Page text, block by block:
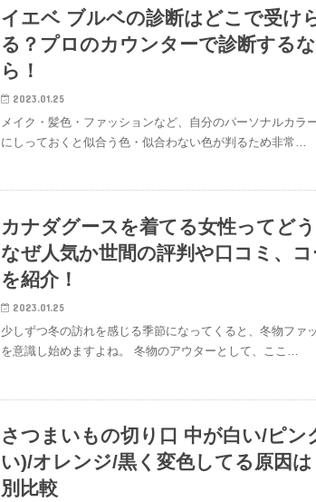
イエベ ブルベの診断はどこで受け
る？プロのカウンターで診断するな
ら！
2023.01.25
メイク・髪色・ファッションなど、自分のパーソナルカラ
にしっておくと似合う色・似合わない色が判るため非常…
カナダグースを着てる女性ってどう
なぜ人気か世間の評判や口コミ、
を紹介！
2023.01.25
少しずつ冬の訪れを感じる季節になってくると、冬物ファ
を意識し始めますよね。 冬物のアウターとして、ここ…
さつまいもの切り口 中が白い/ピン
い)/オレンジ/黒く変色してる原因
別比較